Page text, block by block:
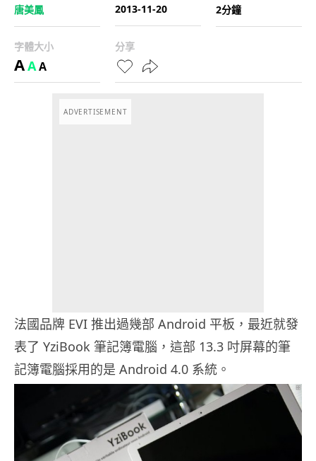
唐美鳳
2013-11-20
2分鐘
字體大小
AAA
分享
ADVERTISEMENT
法國品牌 EVI 推出過幾部 Android 平板，最近就發
表了 YziBook 筆記簿電腦，這部 13.3 吋屏幕的筆
記簿電腦採用的是 Android 4.0 系統。